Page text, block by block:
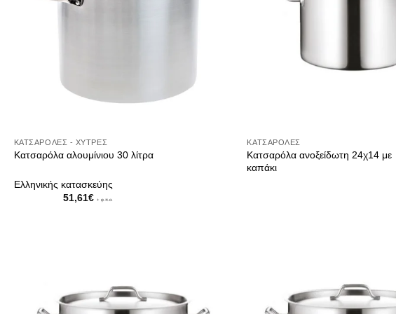
ανταλλακτικά γυαλιά φωτιστικών
Οργάνωση σπιτιού
ΚΑΤΣΑΡΌΛΕΣ - ΧΎΤΡΕΣ
Κατσαρόλα αλουμίνιου 30 λίτρα
Ελληνικής κατασκεύης
51,61€ + φ.π.α.
ΚΑΤΣΑΡΌΛΕΣ
Κατσαρόλα ανοξείδωτη 24χ14 με
καπάκι